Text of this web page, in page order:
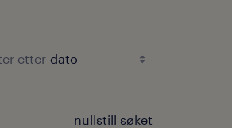
etter
nullstill søket